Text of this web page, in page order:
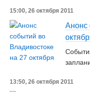
15:00, 26 октября 2011
Анонс
13:50, 26 октября 2011